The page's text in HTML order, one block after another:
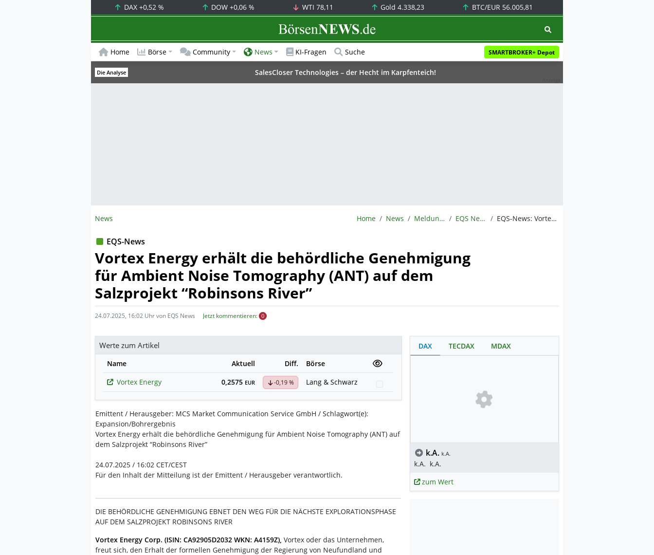
DAX +0,52 % DOW+0,06 % WTI 78,11 Gold4.338,23 BTC/EUR 56.005,81
BörsenNEWS.de
Home Börse Community News KI-Fragen Suche SMARTBROKER+ Depot
Die Analyse SalesCloser Technologies – der Hecht im Karpfenteich!
News BörsenNEWS.de
Home News Meldungen EQS News EQS-News: Vortex Energy erhält die behördliche Genehmigung für Ambient Noise Tomography (ANT) auf dem Salzprojekt “Robinsons River”
EQS-News
Vortex Energy erhält die behördliche Genehmigung
für Ambient Noise Tomography (ANT) auf dem
Salzprojekt “Robinsons River”
24.07.2025, 16:02 Uhr von EQS News Jetzt kommentieren: 0
Werte zum Artikel
Name Aktuell Diff.
Börse
Vortex Energy
0,2575 EUR -0,19 % Lang & Schwarz
Emittent / Herausgeber: MCS Market Communication Service GmbH / Schlagwort(e):
Expansion/Bohrergebnis
Vortex Energy erhält die behördliche Genehmigung für Ambient Noise Tomography (ANT) auf
dem Salzprojekt “Robinsons River”
24.07.2025 / 16:02 CET/CEST
Für den Inhalt der Mitteilung ist der Emittent / Herausgeber verantwortlich.
DIE BEHÖRDLICHE GENEHMIGUNG EBNET DEN WEG FÜR DIE NÄCHSTE EXPLORATIONSPHASE
AUF DEM SALZPROJEKT ROBINSONS RIVER
Vortex Energy Corp. (ISIN: CA92905D2032 WKN: A4159Z), Vortex oder das Unternehmen,
freut sich, den Erhalt der formellen Genehmigung der Regierung von Neufundland und
DAX TECDAX MDAX
k.A. k.A.
k.A. k.A.
zum Wert